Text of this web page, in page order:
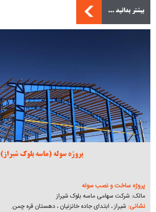
بیشتر بدانید ...
پروژه سوله (ماسه بلوک شیراز)
پروژه ساخت و نصب سوله
مالک: شرکت سهامی ماسه بلوک شیراز
نشانی: شیراز ، ابتدای جاده خانزنیان ، دهستان قره چمن.